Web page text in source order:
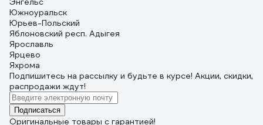
Южноуральск
Юрьев-Польский
Яблоновский респ. Адыгея
Ярославль
Ярцево
Яхрома
Подпишитесь на рассылку и будьте в курсе! Акции, скидки,
распродажи ждут!
Подписаться
Оригинальные товары с гарантией!